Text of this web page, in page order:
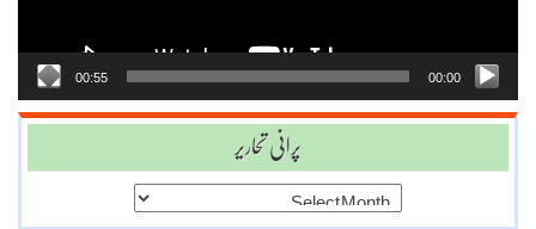
00:00
00:55
پرانی تحاریر